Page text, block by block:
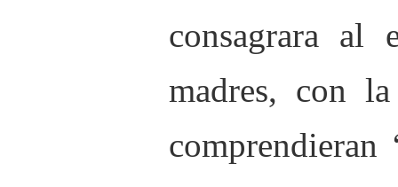
consagrara al
madres, con
comprendieran